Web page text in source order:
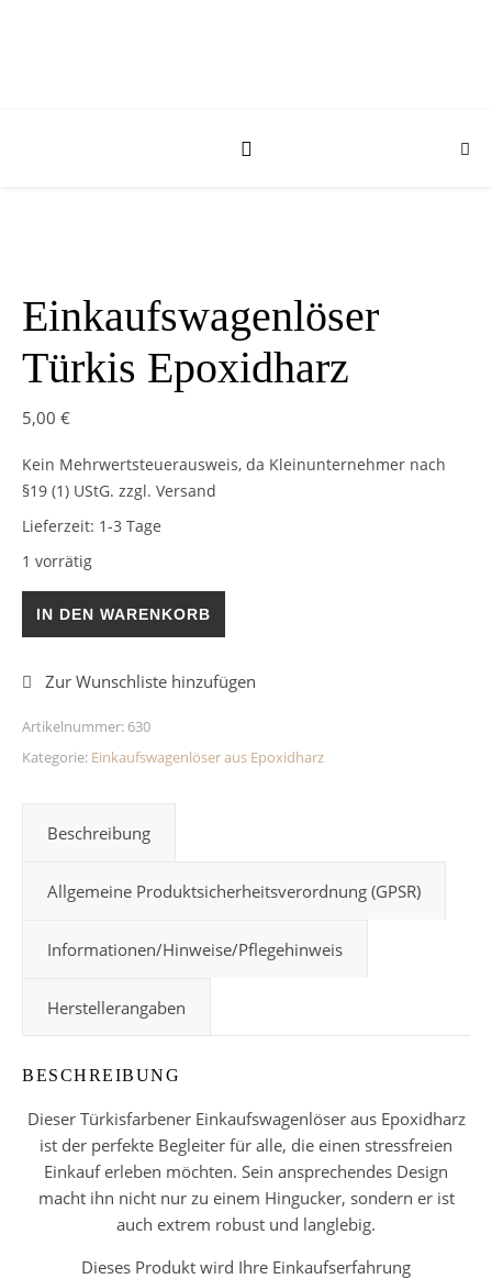
Einkaufswagenlöser
Türkis Epoxidharz
5,00 €
Kein Mehrwertsteuerausweis, da Kleinunternehmer nach
§19 (1) UStG. zzgl. Versand
Lieferzeit: 1-3 Tage
1 vorrätig
Einkaufswagenlöser Türkis Epoxidharz Menge
IN DEN WARENKORB
Artikelnummer: 630
Kategorie: Einkaufswagenlöser aus Epoxidharz
Beschreibung
Allgemeine Produktsicherheitsverordnung (GPSR)
Informationen/Hinweise/Pflegehinweis
Herstellerangaben
BESCHREIBUNG
Dieser Türkisfarbener Einkaufswagenlöser aus Epoxidharz
ist der perfekte Begleiter für alle, die einen stressfreien
Einkauf erleben möchten. Sein ansprechendes Design
macht ihn nicht nur zu einem Hingucker, sondern er ist
auch extrem robust und langlebig.
Dieses Produkt wird Ihre Einkaufserfahrung